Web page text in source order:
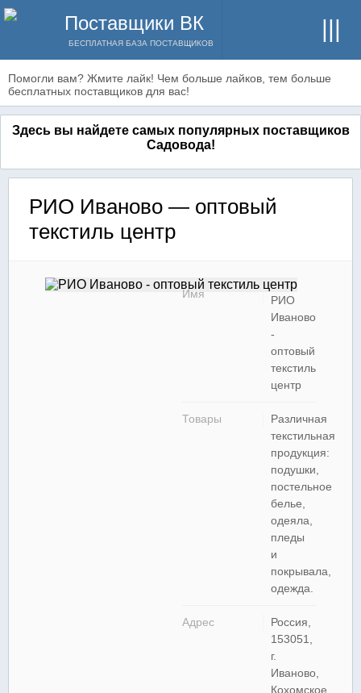
Поставщики ВК
БЕСПЛАТНАЯ БАЗА ПОСТАВЩИКОВ
Помогли вам? Жмите лайк! Чем больше лайков, тем больше
бесплатных поставщиков для вас!
Здесь вы найдете самых популярных поставщиков
Садовода!
РИО Иваново — оптовый
текстиль центр
Имя
РИО
Иваново
-
оптовый
текстиль
центр
Товары
Различная
текстильная
продукция:
подушки,
постельное
белье,
одеяла,
пледы
и
покрывала,
одежда.
Адрес
Россия,
153051,
г.
Иваново,
Кохомское